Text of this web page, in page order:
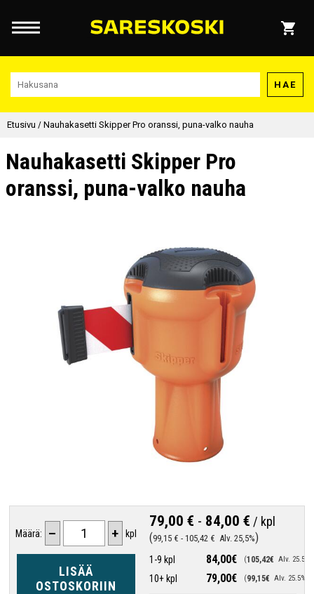
HAE
Etusivu / Nauhakasetti Skipper Pro oranssi, puna-valko nauha
Nauhakasetti Skipper Pro
oranssi, puna-valko nauha
Määrä: – + kpl
LISÄÄ
OSTOSKORIIN
79,00 € - 84,00 € / kpl
99,15 € -105,42 € Alv. 25,5%
1-9 kpl 84,00€
10+ kpl 79,00€
105,42€ Alv. 25.5%
99,15€ Alv. 25.5%